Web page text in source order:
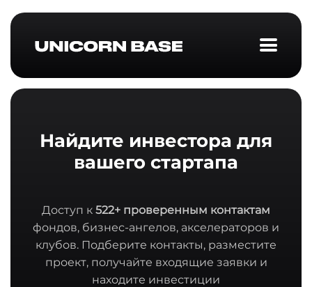
Найдите инвестора для
вашего стартапа
Доступ к 522+ проверенным контактам
фондов, бизнес-ангелов, акселераторов и
клубов. Подберите контакты, разместите
проект, получайте входящие заявки и
находите инвестиции